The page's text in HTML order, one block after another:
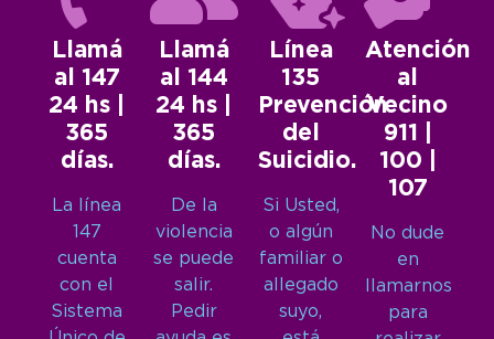
Llamá
al 147
24 hs |
365
días.
La línea
147
cuenta
con el
Sistema
Llamá
al 144
24 hs |
365
días.
De la
violencia
se puede
salir.
Pedir
Línea
135
Prevención
del
Suicidio.
Si Usted,
o algún
familiar o
allegado
suyo,
Atención
al
Vecino
911 |
100 |
107
No dude
en
llamarnos
para